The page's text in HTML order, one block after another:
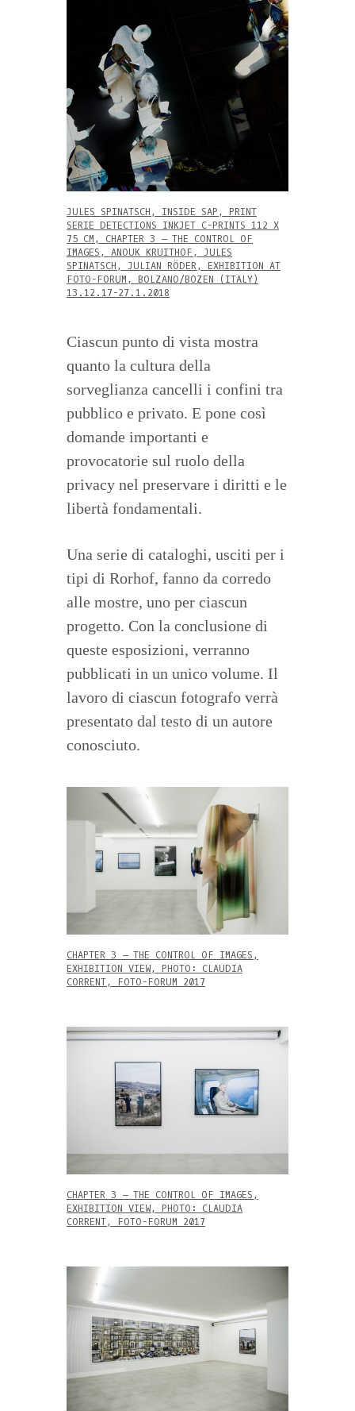
JULES SPINATSCH, INSIDE SAP, PRINT
SERIE DETECTIONS INKJET C-PRINTS 112 X
75 CM, CHAPTER 3 – THE CONTROL OF
IMAGES, ANOUK KRUITHOF, JULES
SPINATSCH, JULIAN RÖDER, EXHIBITION AT
FOTO-FORUM, BOLZANO/BOZEN (ITALY)
13.12.17-27.1.2018
Ciascun punto di vista mostra
quanto la cultura della
sorveglianza cancelli i confini tra
pubblico e privato. E pone così
domande importanti e
provocatorie sul ruolo della
privacy nel preservare i diritti e le
libertà fondamentali.
Una serie di cataloghi, usciti per i
tipi di Rorhof, fanno da corredo
alle mostre, uno per ciascun
progetto. Con la conclusione di
queste esposizioni, verranno
pubblicati in un unico volume. Il
lavoro di ciascun fotografo verrà
presentato dal testo di un autore
conosciuto.
CHAPTER 3 – THE CONTROL OF IMAGES,
EXHIBITION VIEW, PHOTO: CLAUDIA
CORRENT, FOTO-FORUM 2017
CHAPTER 3 – THE CONTROL OF IMAGES,
EXHIBITION VIEW, PHOTO: CLAUDIA
CORRENT, FOTO-FORUM 2017